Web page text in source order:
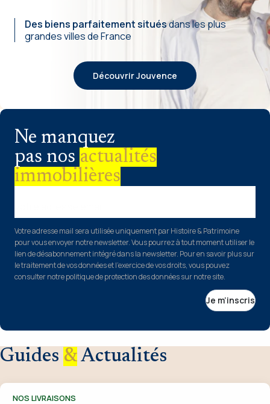
Des biens parfaitement situésdans les plus
grandes villes de France
Découvrir Jouvence
Ne manquez
pas nos actualités
immobilières
Votre adresse mail sera utilisée uniquement par Histoire & Patrimoine
pour vous envoyer notre newsletter. Vous pourrez à tout moment utiliser le
lien de désabonnement intégré dans la newsletter. Pour en savoir plus sur
le traitement de vos données et l’exercice de vos droits, vous pouvez
consulter notre politique de protection des données sur notre site.
Je m’inscris
Guides &Actualités
NOS LIVRAISONS